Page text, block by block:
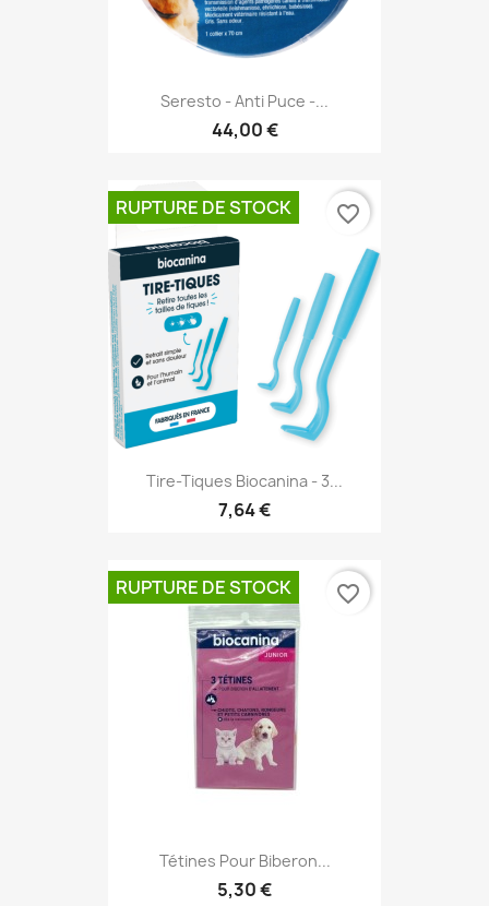
Seresto - Anti Puce -...
44,00 €
Tire-Tiques Biocanina - 3...
7,64 €
RUPTURE DE STOCK favorite_border
Tétines Pour Biberon...
5,30 €
RUPTURE DE STOCK favorite_border